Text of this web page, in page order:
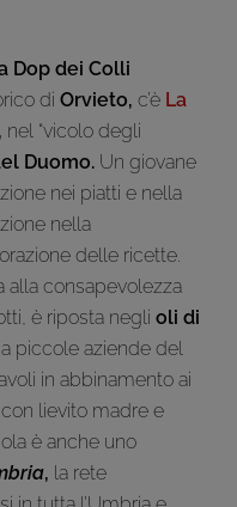
Dop dei Colli
diOrvieto, c’è La
nel “vicolo degli
Duomo. Un giovane
nei piatti e nella
nella
delle ricette.
alla consapevolezza
è riposta neglioli di
piccole aziende del
in abbinamento ai
lievito madre e
è anche uno
, la rete